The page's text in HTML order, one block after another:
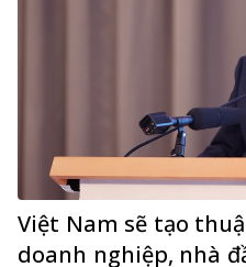
Việt Nam sẽ tạo
doanh nghiệp, nhà